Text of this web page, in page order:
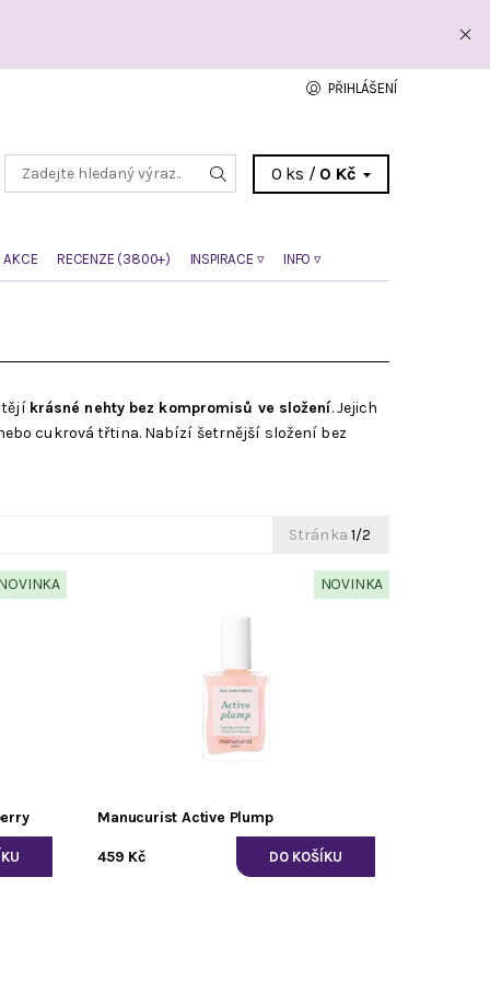
PŘIHLÁŠENÍ
0 ks / 0 Kč
AKCE RECENZE (3800+) INSPIRACE ▿ INFO ▿
krásné nehty bez kompromisů ve složení. Jejich
cukrová třtina. Nabízí šetrnější složení bez
Stránka 1/2
NOVINKA
Manucurist Active Plump
459 Kč